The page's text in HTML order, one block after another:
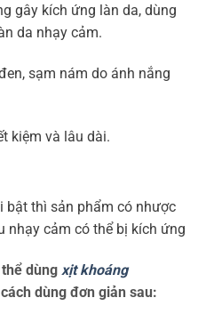
gây kích ứng làn da, dùng
da nhạy cảm.
sạm nám do ánh nắng
kiệm và lâu dài.
bật thì sản phẩm có nhược
nhạy cảm có thể bị kích ứng
dùng xịt khoáng
dùng đơn giản sau: